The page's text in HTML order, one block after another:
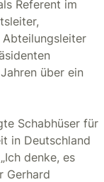
Referent im
über ein
Schabhüser für
in Deutschland
denke, es
Gerhard